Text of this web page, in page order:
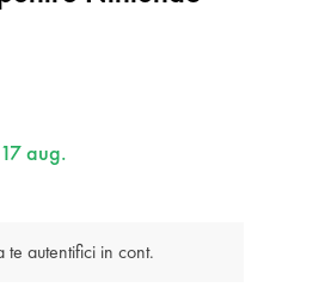
aug.
te autentifici in cont.